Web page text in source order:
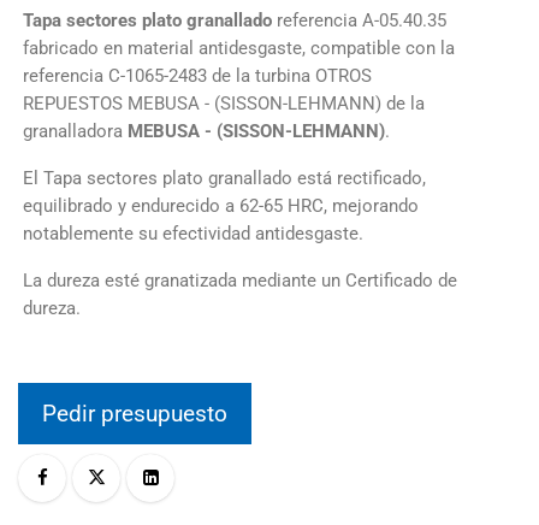
Tapa sectores plato granallado referencia A-05.40.35
fabricado en material antidesgaste, compatible con la
referencia C-1065-2483 de la turbina OTROS
REPUESTOS MEBUSA - (SISSON-LEHMANN) de la
granalladora MEBUSA - (SISSON-LEHMANN).
El Tapa sectores plato granallado está rectificado,
equilibrado y endurecido a 62-65 HRC, mejorando
notablemente su efectividad antidesgaste.
La dureza esté granatizada mediante un Certificado de
dureza.
Pedir presupuesto